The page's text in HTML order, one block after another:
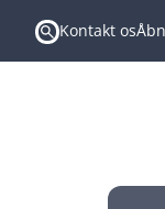
Søgning
Kontakt os